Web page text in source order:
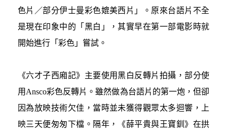
色片／部分伊士曼彩色媲美西片」。原來台語片不全
是現在印象中的「黑白」，其實早在第一部電影時就
開始進行「彩色」嘗試。
《六才子西廂記》主要使用黑白反轉片拍攝，部分使
用Ansco彩色反轉片。雖然做為台語片的第一炮，但卻
因為放映技術欠佳，當時並未獲得觀眾太多迴響，上
映三天便匆匆下檔。隔年，《薛平貴與王寶釧》在拱